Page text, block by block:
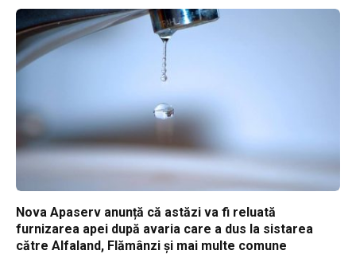
Nova Apaserv anunță că astăzi va fi reluată
furnizarea apei după avaria care a dus la sistarea
către Alfaland, Flămânzi și mai multe comune